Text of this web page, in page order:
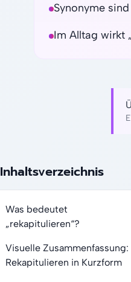
Synonyme
Im Alltag wirkt
Inhaltsverzeichnis
Was bedeutet
„rekapitulieren“?
Visuelle Zusammenfassung:
Rekapitulieren in Kurzform